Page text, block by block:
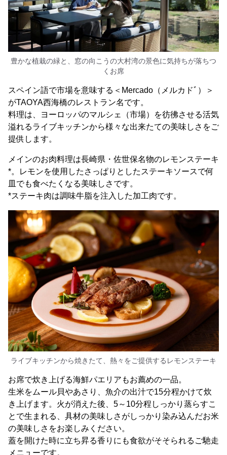
豊かな植栽の緑と、窓の向こうの大村湾の景色に気持ちが落ちつ
くお席
スペイン語で市場を意味する＜Mercado（メルカドﾞ）＞
がTAOYA西海橋のレストラン名です。
料理は、ヨーロッパのマルシェ（市場）を彷彿させる活気
溢れるライブキッチンから様々な出来たての美味しさをご
提供します。
メインのお肉料理は長崎県・佐世保名物のレモンステーキ
*。レモンを使用したさっぱりとしたステーキソースで何
皿でも食べたくなる美味しさです。
*ステーキ肉は調味牛脂を注入した加工肉です。
ライブキッチンから焼きたて、熱々をご提供するレモンステーキ
お席で炊き上げる海鮮パエリアもお薦めの一品。
生米をムール貝やあさり、魚介の出汁で15分程かけて炊
き上げます。火が消えた後、5～10分程しっかり蒸らすこ
とで生まれる、具材の美味しさがしっかり染み込んだお米
の美味しさをお楽しみください。
蓋を開けた時に立ち昇る香りにも食欲がそそられるご馳走
メニューです。